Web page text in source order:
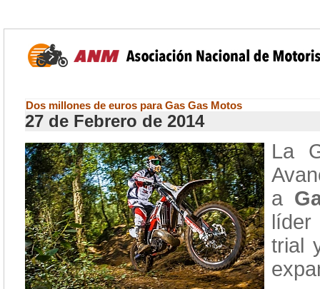
Dos millones de euros para Gas Gas Motos
27 de Febrero de 2014
La
a
líder
trial